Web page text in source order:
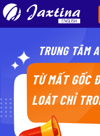
TRUNG TÂM
TỪ MẤT GỐC
LOÁT CHỈ